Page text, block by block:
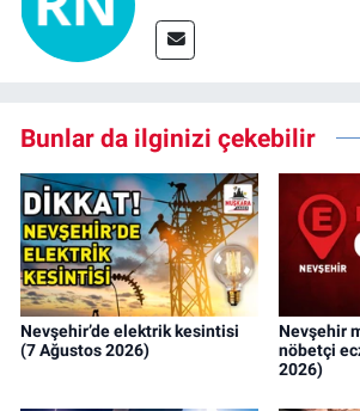
Bunlar da ilginizi çekebilir
Nevşehir’de elektrik kesintisi
(7 Ağustos 2026)
Nevşehir
nöbetçi
2026)